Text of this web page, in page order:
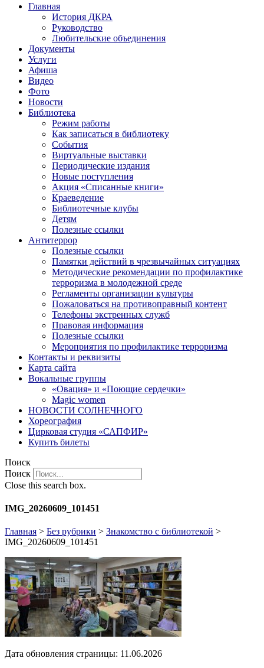
Главная
История ДКРА
Руководство
Любительские объединения
Документы
Услуги
Афиша
Видео
Фото
Новости
Библиотека
Режим работы
Как записаться в библиотеку
События
Виртуальные выставки
Периодические издания
Новые поступления
Акция «Списанные книги»
Краеведение
Библиотечные клубы
Детям
Полезные ссылки
Антитеррор
Полезные ссылки
Памятки действий в чрезвычайных ситуациях
Методические рекомендации по профилактике
терроризма в молодежной среде
Регламенты организации культуры
Пожаловаться на противоправный контент
Телефоны экстренных служб
Правовая информация
Полезные ссылки
Мероприятия по профилактике терроризма
Контакты и реквизиты
Карта сайта
Вокальные группы
«Овация» и «Поющие сердечки»
Magic women
НОВОСТИ СОЛНЕЧНОГО
Хореография
Цирковая студия «САПФИР»
Купить билеты
Поиск
Поиск
Close this search box.
IMG_20260609_101451
Главная > Без рубрики > Знакомство с библиотекой >
IMG_20260609_101451
Дата обновления страницы: 11.06.2026